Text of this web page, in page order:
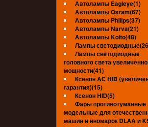
Автолампы Eagleye(1)
Автолампы Osram(67)
Автолампы Philips(37)
Автолампы Narva(21)
Автолампы Koito(48)
Лампы
Лампы светодиодные
головного света
мощности(41)
Ксенон AC HID
гарантия)(15)
Ксенон HID(5)
Фары противотуманные
модельные для
машин и иномарок DLAA и